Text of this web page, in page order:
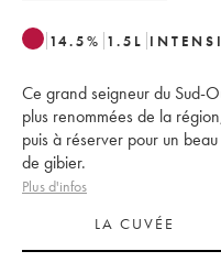
14.5% 1.5 L
Ce grand seigneur du Sud-
plus renommées de la
puis à réserver pour un
de gibier.
Plus d'infos
LA CUVÉE